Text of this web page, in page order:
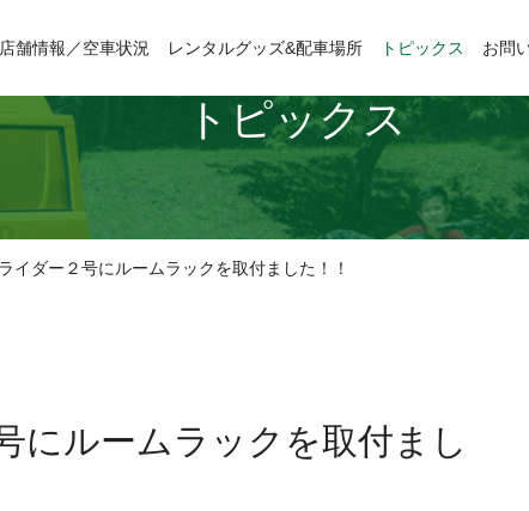
店舗情報／空車状況 レンタルグッズ&配車場所 トピックス お問
トピックス
イダー２号にルームラックを取付ました！！
にルームラックを取付まし